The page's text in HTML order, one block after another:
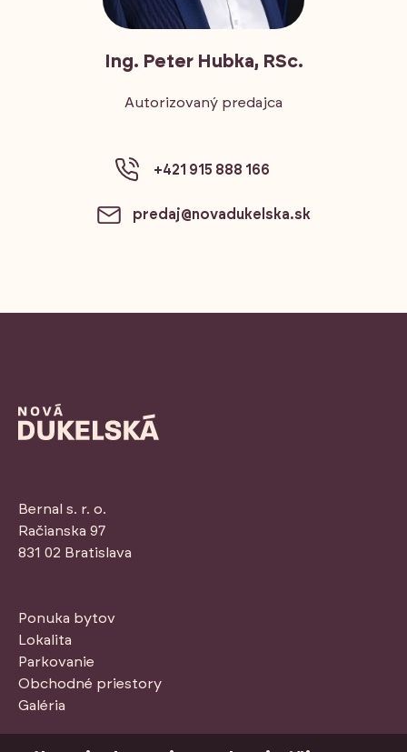
Ing. Peter Hubka, RSc.
Autorizovaný predajca
+421 915 888 166
predaj@novadukelska.sk
Bernal s. r. o.
Račianska 97
831 02 Bratislava
Ponuka bytov
Lokalita
Parkovanie
Obchodné priestory
Galéria